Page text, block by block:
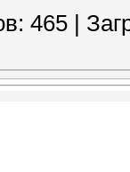
465 |